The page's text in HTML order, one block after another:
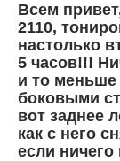
Всем
2110,
настолько
5 часов!!!
и то меньше
боковыми
вот заднее
как с него
если